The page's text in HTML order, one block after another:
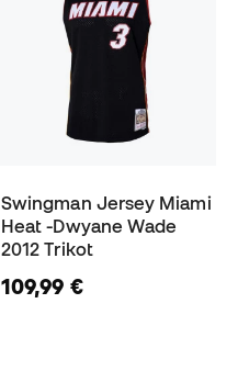
Swingman Jersey Miami
Heat -Dwyane Wade
2012 Trikot
109,99 €